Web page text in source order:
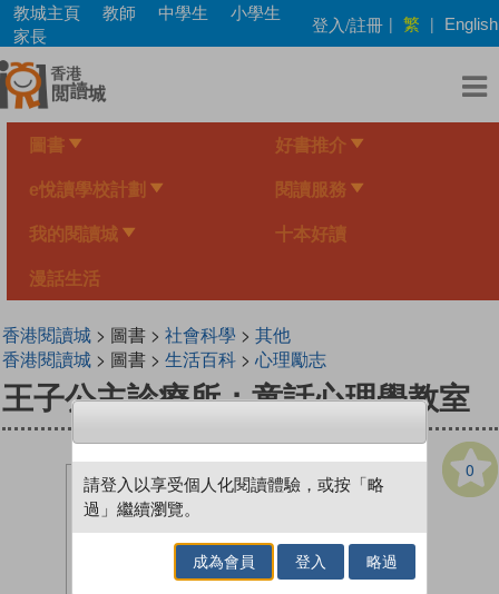
Skip
main
content
教城主頁 教師 中學生
小學生
家長
登入/註冊 | 繁 | English
圖書 好書推介
e悅讀學校計劃 閱讀服務
我的閱讀城 十本好讀
漫話生活
香港閱讀城> 圖書 > 社會科學 > 其他
香港閱讀城> 圖書 > 生活百科> 心理勵志
王子公主診療所：童話心理學教室
0
請登入以享受個人化閱讀體驗，或按「略
過」繼續瀏覽。
成為會員 登入 略過